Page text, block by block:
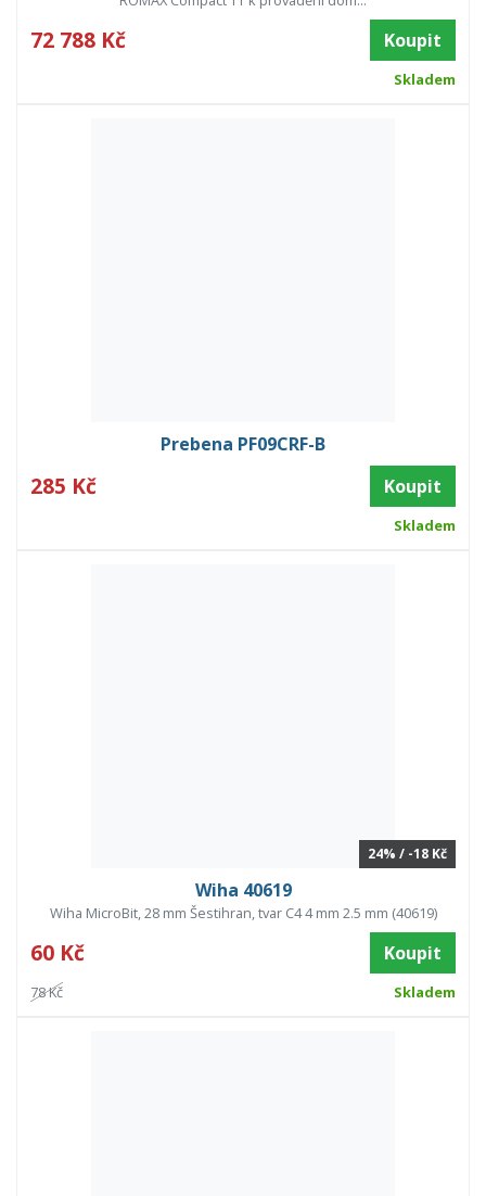
72 788 Kč Koupit
Skladem
Prebena PF09CRF-B
285 Kč Koupit
Skladem
24% / -18 Kč
Wiha 40619
Wiha MicroBit, 28 mm Šestihran, tvar C4 4 mm 2.5 mm (40619)
60 Kč Koupit
78 Kč Skladem